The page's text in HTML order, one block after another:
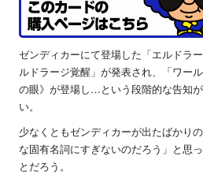
ゼンディカーにて登場した「エルドラ
ルドラージ覚醒」が発表され、「ワー
の眼》が登場し…という段階的な告知
い。
少なくともゼンディカーが出たばかり
な固有名詞にすぎないのだろう」と思
とだろう。